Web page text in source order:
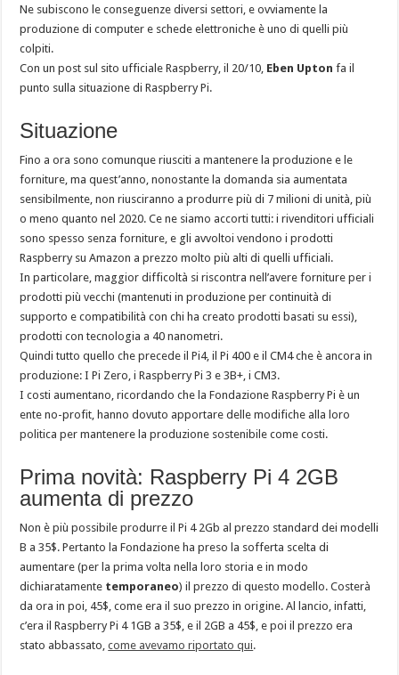
Ne subiscono le conseguenze diversi settori, e ovviamente la
produzione di computer e schede elettroniche è uno di quelli più
colpiti.
Con un post sul sito ufficiale Raspberry, il 20/10, Eben Upton fa il
punto sulla situazione di Raspberry Pi.
Situazione
Fino a ora sono comunque riusciti a mantenere la produzione e le
forniture, ma quest’anno, nonostante la domanda sia aumentata
sensibilmente, non riusciranno a produrre più di 7 milioni di unità, più
o meno quanto nel 2020. Ce ne siamo accorti tutti: i rivenditori ufficiali
sono spesso senza forniture, e gli avvoltoi vendono i prodotti
Raspberry su Amazon a prezzo molto più alti di quelli ufficiali.
In particolare, maggior difficoltà si riscontra nell’avere forniture per i
prodotti più vecchi (mantenuti in produzione per continuità di
supporto e compatibilità con chi ha creato prodotti basati su essi),
prodotti con tecnologia a 40 nanometri.
Quindi tutto quello che precede il Pi4, il Pi 400 e il CM4 che è ancora in
produzione: I Pi Zero, i Raspberry Pi 3 e 3B+, i CM3.
I costi aumentano, ricordando che la Fondazione Raspberry Pi è un
ente no-profit, hanno dovuto apportare delle modifiche alla loro
politica per mantenere la produzione sostenibile come costi.
Prima novità: Raspberry Pi 4 2GB
aumenta di prezzo
Non è più possibile produrre il Pi 4 2Gb al prezzo standard dei modelli
B a 35$. Pertanto la Fondazione ha preso la sofferta scelta di
aumentare (per la prima volta nella loro storia e in modo
dichiaratamente temporaneo) il prezzo di questo modello. Costerà
da ora in poi, 45$, come era il suo prezzo in origine. Al lancio, infatti,
c’era il Raspberry Pi 4 1GB a 35$, e il 2GB a 45$, e poi il prezzo era
stato abbassato,come avevamo riportato qui.